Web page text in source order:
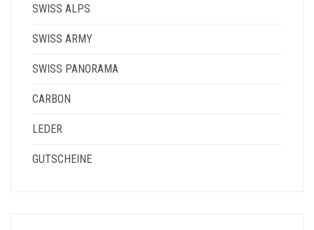
SWISS ALPS
SWISS ARMY
SWISS PANORAMA
CARBON
LEDER
GUTSCHEINE